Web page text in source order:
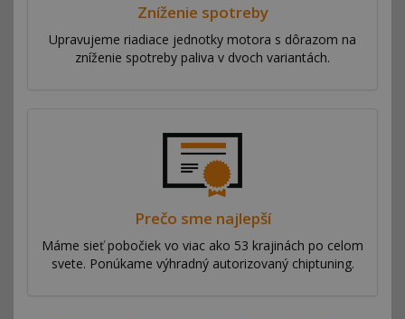
Zníženie spotreby
Upravujeme riadiace jednotky motora s dôrazom na
zníženie spotreby paliva v dvoch variantách.
Prečo sme najlepší
Máme sieť pobočiek vo viac ako 53 krajinách po celom
svete. Ponúkame výhradný autorizovaný chiptuning.